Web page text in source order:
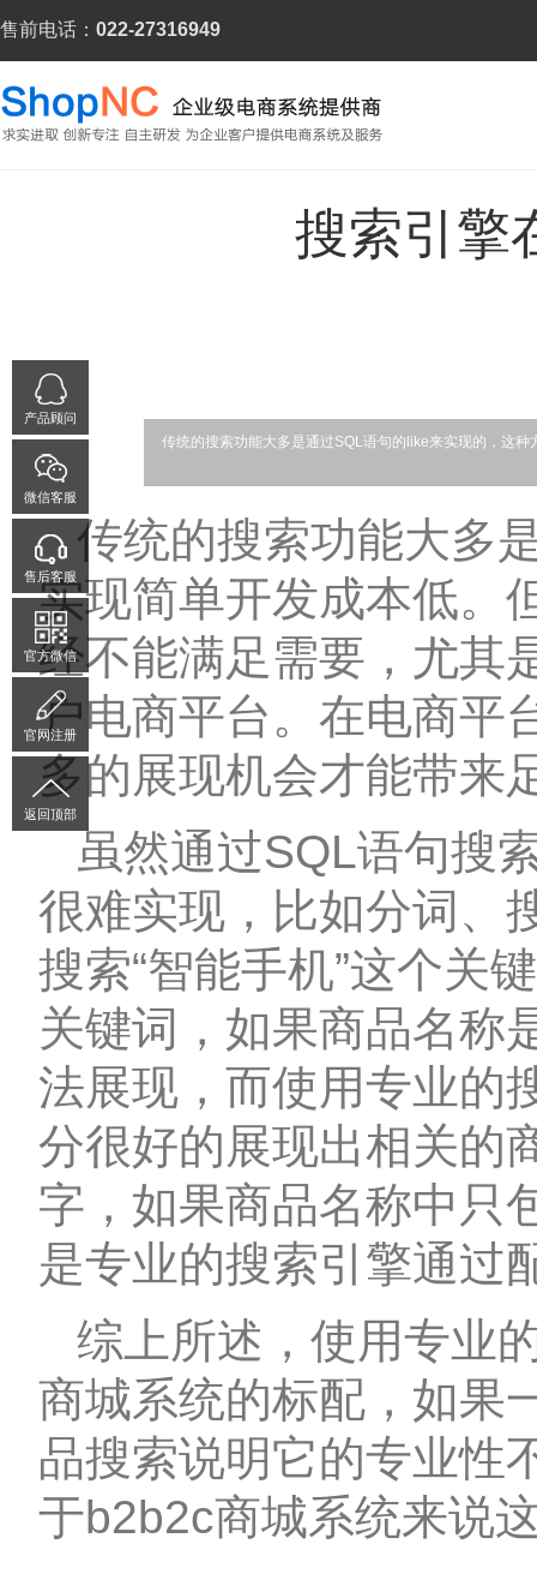
售前电话： 022-27316949
搜索引擎
传统的搜索功能大多是通过SQL语句的like来实现的，这
传统的搜索功能大多
实现简单开发成本低。
经不能满足需要，尤其
户电商平台。在电商平
多的展现机会才能带来
虽然通过SQL语句搜
很难实现，比如分词、
搜索“智能手机”这个关
关键词，如果商品名称
法展现，而使用专业的
分很好的展现出相关的
字，如果商品名称中只
是专业的搜索引擎通过
综上所述，使用专业
商城系统的标配，如果
品搜索说明它的专业性
于b2b2c商城系统来说
产品顾问
微信客服
售后客服
官方微信
官网注册
返回顶部